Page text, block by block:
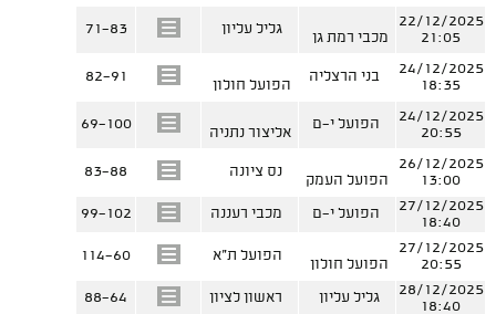
22/12/2025
21:05
מכבי רמת גן
גליל עליון 71-83
24/12/2025
18:35
בני הרצליה
הפועל חולון
82-91
24/12/2025
20:55
הפועל י-ם
אליצור נתניה
69-100
26/12/2025
13:00
הפועל העמק
נס ציונה 83-88
27/12/2025
18:40
הפועל י-ם מכבי רעננה 99-102
27/12/2025
20:55
הפועל חולון
הפועל ת"א 114-60
28/12/2025
18:40
גליל עליון ראשון לציון 88-64